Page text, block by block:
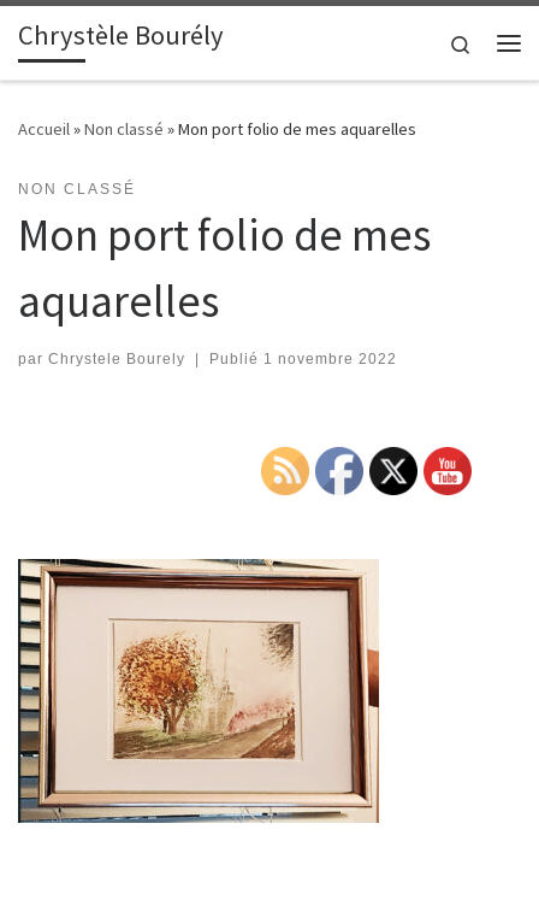
Passer au contenu
Chrystèle Bourély
Search
Accueil»Non classé »Mon port folio de mes aquarelles
NON CLASSÉ
Mon port folio de mes
aquarelles
par Chrystele Bourely | Publié 1 novembre 2022